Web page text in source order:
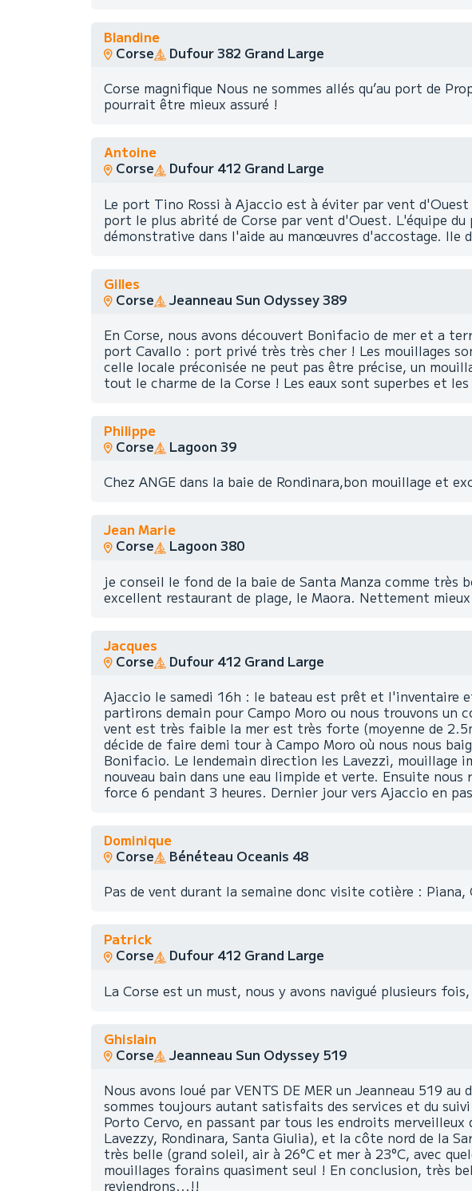
Blandine
Corse
Dufour 382 Grand Large
Corse magnifique Nous ne sommes allés qu’au port de
pourrait être mieux assuré !
Antoine
Corse
Dufour 412 Grand Large
Le port Tino Rossi à Ajaccio est à éviter par vent
port le plus abrité de Corse par vent d'Ouest. L'équipe
démonstrative dans l'aide au manœuvres d'accostage. Ile
Gilles
Corse
Jeanneau Sun Odyssey 389
En Corse, nous avons découvert Bonifacio de mer et a
port Cavallo : port privé très très cher ! Les mouillages
celle locale préconisée ne peut pas être précise, un
tout le charme de la Corse ! Les eaux sont superbes et
Philippe
Corse
Lagoon 39
Chez ANGE dans la baie de Rondinara,bon mouillage et
Jean Marie
Corse
Lagoon 380
je conseil le fond de la baie de Santa Manza comme très
excellent restaurant de plage, le Maora. Nettement mieux
Jacques
Corse
Dufour 412 Grand Large
Ajaccio le samedi 16h : le bateau est prêt et l'inventaire
partirons demain pour Campo Moro ou nous trouvons un
vent est très faible la mer est très forte (moyenne de
décide de faire demi tour à Campo Moro où nous nous
Bonifacio. Le lendemain direction les Lavezzi,
nouveau bain dans une eau limpide et verte. Ensuite
force 6 pendant 3 heures. Dernier jour vers Ajaccio en
Dominique
Corse
Bénéteau Oceanis 48
Pas de vent durant la semaine donc visite cotière :
Patrick
Corse
Dufour 412 Grand Large
La Corse est un must, nous y avons navigué plusieurs
Ghislain
Corse
Jeanneau Sun Odyssey 519
Nous avons loué par VENTS DE MER un Jeanneau 519
sommes toujours autant satisfaits des services et du
Porto Cervo, en passant par tous les endroits merveilleux
Lavezzy, Rondinara, Santa Giulia), et la côte nord de la
très belle (grand soleil, air à 26°C et mer à 23°C, avec
mouillages forains quasiment seul ! En conclusion, très
reviendrons...!!